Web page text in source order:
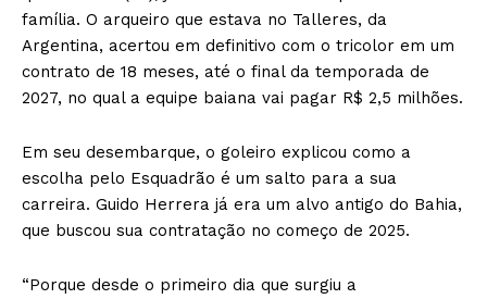
família. O arqueiro que estava no Talleres, da
Argentina, acertou em definitivo com o tricolor em um
contrato de 18 meses, até o final da temporada de
2027, no qual a equipe baiana vai pagar R$ 2,5 milhões.
Em seu desembarque, o goleiro explicou como a
escolha pelo Esquadrão é um salto para a sua
carreira. Guido Herrera já era um alvo antigo do Bahia,
que buscou sua contratação no começo de 2025.
“Porque desde o primeiro dia que surgiu a